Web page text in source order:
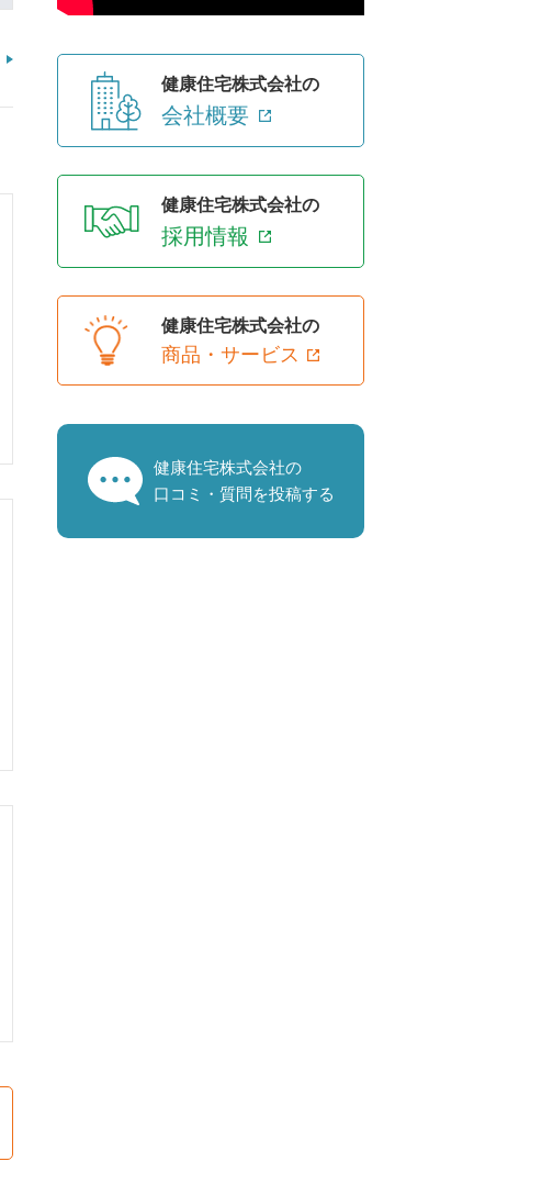
健康住宅株式会社の
会社概要
健康住宅株式会社の
採用情報
健康住宅株式会社の
商品・サービス
健康住宅株式会社の
口コミ・質問を投稿する